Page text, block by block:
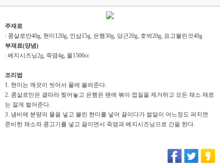
주재료
: 콩살로만40g, 현미120g, 인삼15g, 은행30g, 당근20g, 호박20g, 표고불린것40g
부재료(양념)
: 베지시즈닝2g, 죽염4g, 물1500cc
조리법
1. 현미는 깨끗이 씻어서 물에 불려준다.
2. 콩살로만은 결따라 찢어놓고 은행은 팬에 볶아 껍질을 제거하고 모든 채소 재료
는 잘게 썰어준다.
3. 냄비에 분량의 물을 넣고 불린 현미를 넣어 끓이다가 쌀알이 어느정도 퍼지면
준비한 채소와 콩고기를 넣고 끓이면서 죽염과 베지시즈닝으로 간을 한다.